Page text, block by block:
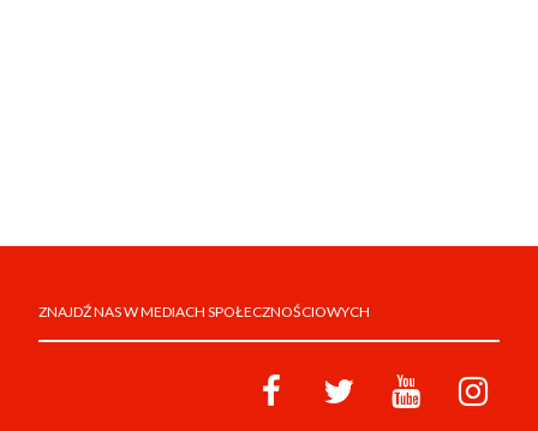
ZNAJDŹ NAS W MEDIACH SPOŁECZNOŚCIOWYCH